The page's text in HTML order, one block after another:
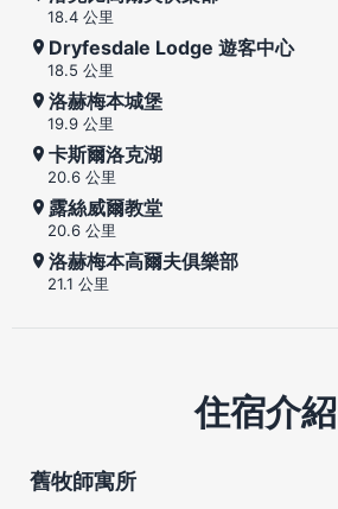
18.4 公里
Dryfesdale Lodge 遊客中心
18.5 公里
洛赫梅本城堡
19.9 公里
卡斯爾洛克湖
20.6 公里
露絲威爾教堂
20.6 公里
洛赫梅本高爾夫俱樂部
21.1 公里
住宿介紹
舊牧師寓所